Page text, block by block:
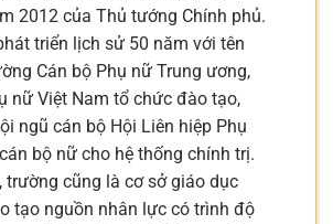
2012 của Thủ tướng Chính phủ.
triển lịch sử 50 năm với tên
Cán bộ Phụ nữ Trung ương,
nữ Việt Nam tổ chức đào tạo,
ngũ cán bộ Hội Liên hiệp Phụ
bộ nữ cho hệ thống chính trị.
trường cũng là cơ sở giáo dục
tạo nguồn nhân lực có trình độ